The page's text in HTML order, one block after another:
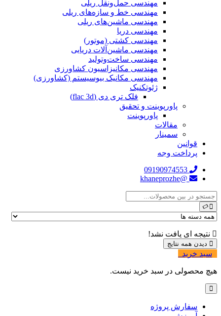
مهندسی حمل‌ونقل ریلی
مهندسی خط و سازه‌های ریلی
مهندسی ماشین‌های ریلی
مهندسی دریا
مهندسی کشتی (موتور)
مهندسی ماشین‌آلات دریایی
مهندسی ساخت‌وتولید
مهندسی مکانیزاسیون کشاورزی
مهندسی مکانیک بیوسیستم (کشاورزی)
ژئوتکنیک
فلک تری دی (flac 3d)
پاورپوینت و تحقیق
پاورپوینت
مقالات
سمینار
قوانین
پرداخت وجه
09190974553
@khaneprozhe
نتیجه ای یافت نشد!
سبد خرید
هیچ محصولی در سبد خرید نیست.
سفارش پروژه